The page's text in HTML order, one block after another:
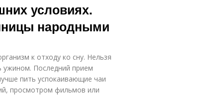
условиях.
народными
к отходу ко сну. Нельзя
ужином. Последний прием
пить успокаивающие чаи
просмотром фильмов или